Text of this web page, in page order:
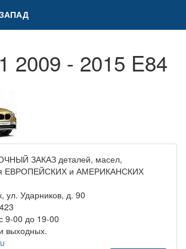
2009 - 2015 E84
ЗАКАЗ деталей, масел,
ЕВРОПЕЙСКИХ и АМЕРИКАНСКИХ
ул. Ударников, д. 90
9-00 до 19-00
выходных.